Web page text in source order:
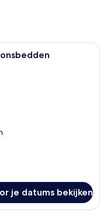
houten huis met
je datums bekijken